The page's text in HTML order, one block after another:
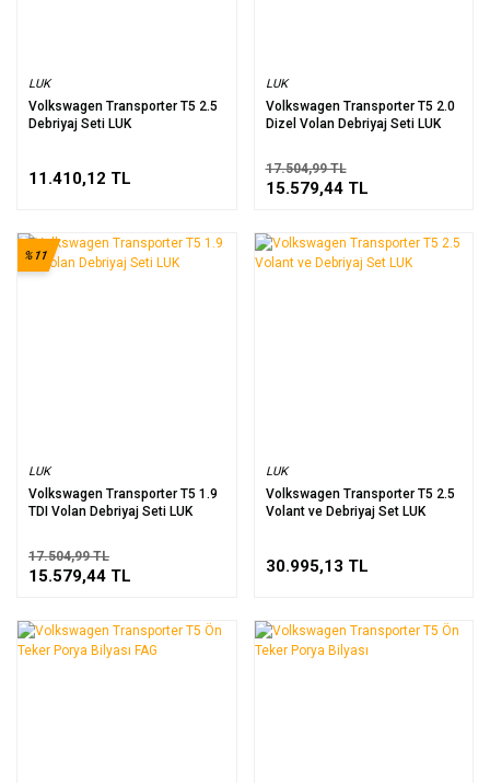
LUK
Volkswagen Transporter T5 2.5
Debriyaj Seti LUK
11.410,12 TL
LUK
Volkswagen Transporter T5 2.0
Dizel Volan Debriyaj Seti LUK
17.504,99 TL
15.579,44 TL
LUK
Volkswagen Transporter T5 1.9
TDI Volan Debriyaj Seti LUK
%11
17.504,99 TL
15.579,44 TL
LUK
Volkswagen Transporter T5 2.5
Volant ve Debriyaj Set LUK
30.995,13 TL